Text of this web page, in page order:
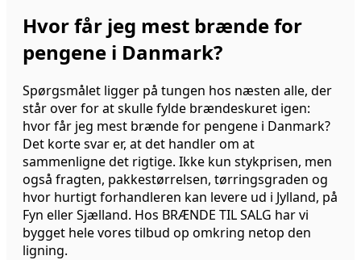
Hvor får jeg mest brænde for
pengene i Danmark?
Spørgsmålet ligger på tungen hos næsten alle, der
står over for at skulle fylde brændeskuret igen:
hvor får jeg mest brænde for pengene i Danmark?
Det korte svar er, at det handler om at
sammenligne det rigtige. Ikke kun stykprisen, men
også fragten, pakkestørrelsen, tørringsgraden og
hvor hurtigt forhandleren kan levere ud i Jylland, på
Fyn eller Sjælland. Hos BRÆNDE TIL SALG har vi
bygget hele vores tilbud op omkring netop den
ligning.